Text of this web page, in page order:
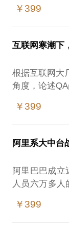
如果你是非
- 需要上云的
- 云计算领域
本人有幸投
软件项目的开
测试手段介绍
软件交付标准
资历／成就：
￥399
互联网寒潮下
根据互联网大
角度，论述QA
￥399
阿里系大中台
阿里巴巴成立
人员六万多
样的研发活力
￥399